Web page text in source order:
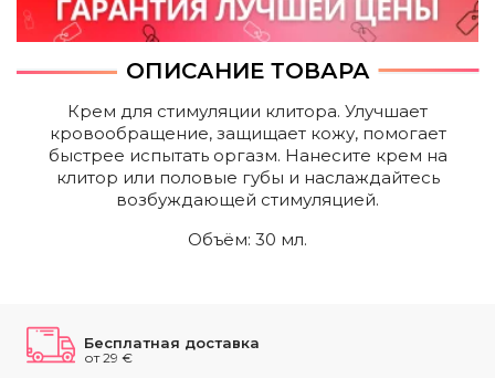
ОПИСАНИЕ ТОВАРА
Крем для стимуляции клитора. Улучшает
кровообращение, защищает кожу, помогает
быстрее испытать оргазм. Нанесите крем на
клитор или половые губы и наслаждайтесь
возбуждающей стимуляцией.
Объём: 30 мл.
Бесплатная доставка
от 29 €